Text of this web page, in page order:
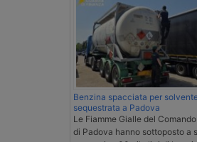
Benzina spacciata per
sequestrata a Padova
Le Fiamme Gialle del
di Padova hanno sottoposto a